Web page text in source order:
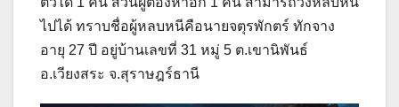
ไปได้ ทราบชื่อผู้หลบหนีคือนายจตุรพักตร์ ทักจาง
อายุ 27 ปี อยู่บ้านเลขที่ 31 หมู่ 5 ต.เขานิพันธ์
อ.เวียงสระ จ.สุราษฎร์ธานี